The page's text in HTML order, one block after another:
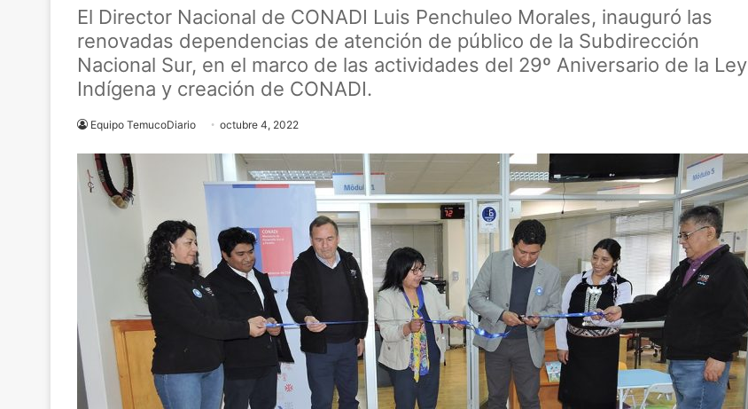
El Director Nacional de CONADI Luis Penchuleo Morales, inauguró las
renovadas dependencias de atención de público de la Subdirección
Nacional Sur, en el marco de las actividades del 29º Aniversario de la Ley
Indígena y creación de CONADI.
Equipo TemucoDiario octubre 4, 2022